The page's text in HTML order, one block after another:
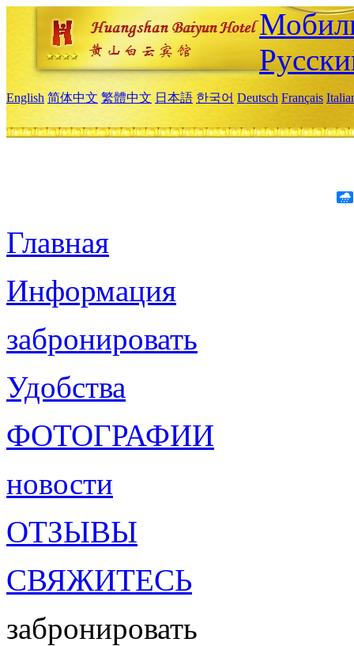
English 简体中文 繁體中文 日本語 한국어 Deutsch Français
Главная
Информация
забронировать
Удобства
ФОТОГРАФИИ
новости
ОТЗЫВЫ
СВЯЖИТЕСЬ
забронировать